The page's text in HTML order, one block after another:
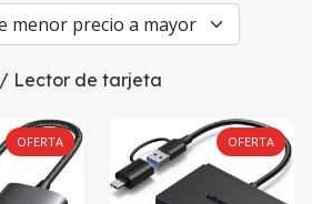
/ Lector de tarjeta
OFERTA OFERTA